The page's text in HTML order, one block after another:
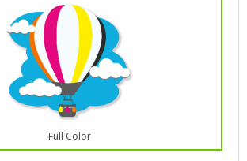
Full Color